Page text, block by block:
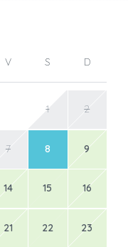
V S D
1 2
7 8 9
14 15 16
21 22 23